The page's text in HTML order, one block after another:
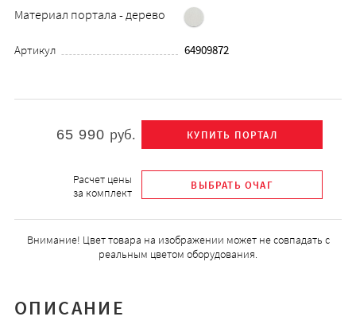
Материал портала - дерево
Артикул 64909872
65 990 руб.
Расчет цены
за комплект
Внимание! Цвет товара на изображении может не совпадать с
реальным цветом оборудования.
ОПИСАНИЕ